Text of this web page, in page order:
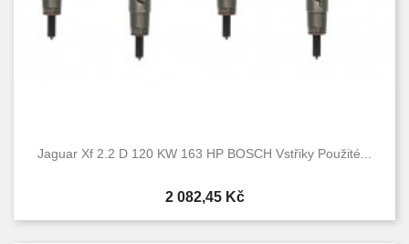
Jaguar Xf 2.2 D 120 KW 163 HP BOSCH Vstřiky Použité...
Cena
2 082,45 Kč